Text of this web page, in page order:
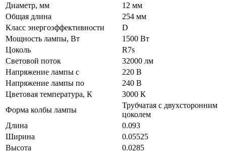
Диаметр, мм
12 мм
Общая длина
254 мм
Класс энергоэффективности
D
Мощность лампы, Вт
1500 Вт
Цоколь
R7s
Световой поток
32000 лм
Напряжение лампы с
220 В
Напряжение лампы по
240 В
Цветовая температура, К
3000 К
Форма колбы лампы
Трубчатая с двухсторонним
цоколем
Длина
0.093
Ширина
0.05525
Высота
0.0285